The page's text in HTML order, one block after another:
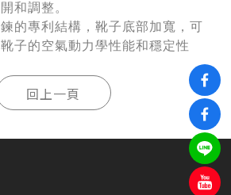
和調整。
的專利結構，靴子底部加寬，可
子的空氣動力學性能和穩定性